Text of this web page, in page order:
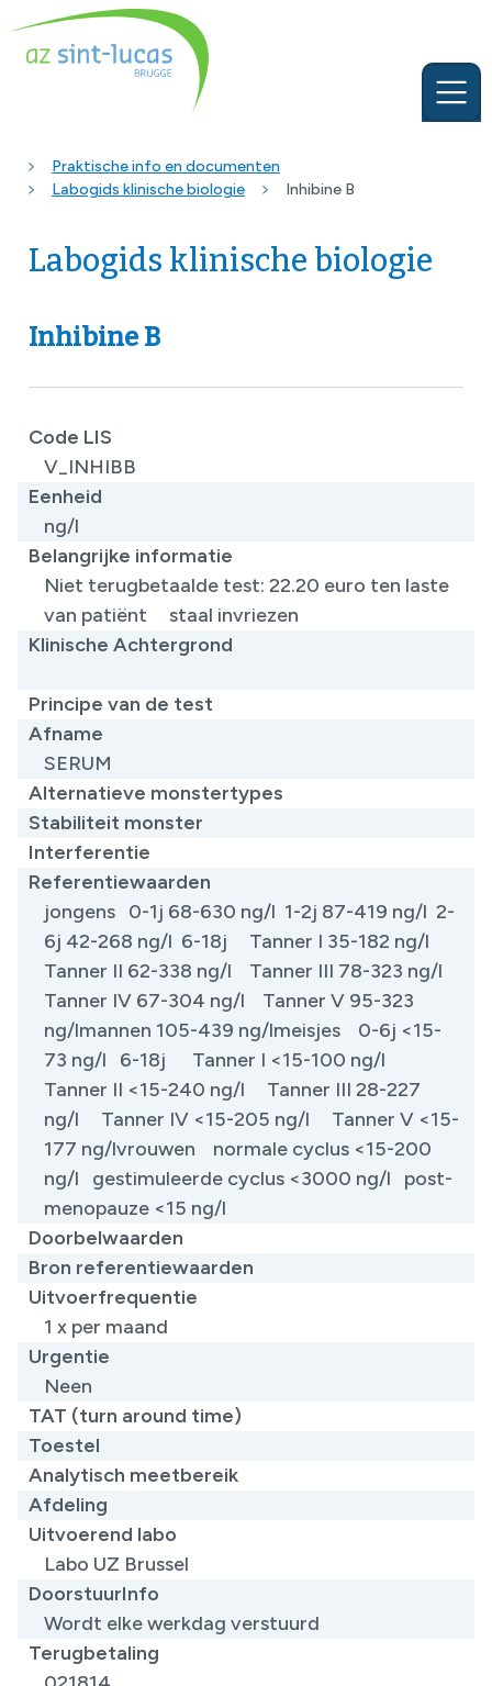
Praktische info en documenten
Labogids klinische biologie
Inhibine B
Labogids klinische biologie
Inhibine B
Code LIS
V_INHIBB
Eenheid
ng/l
Belangrijke informatie
Niet terugbetaalde test: 22.20 euro ten laste
van patiënt staal invriezen
Klinische Achtergrond
Principe van de test
Afname
SERUM
Alternatieve monstertypes
Stabiliteit monster
Interferentie
Referentiewaarden
jongens 0-1j 68-630 ng/l 1-2j 87-419 ng/l 2-
6j 42-268 ng/l 6-18j Tanner I 35-182 ng/l
Tanner II 62-338 ng/l Tanner III 78-323 ng/l
Tanner IV 67-304 ng/l Tanner V 95-323
ng/lmannen 105-439 ng/lmeisjes 0-6j <15-
73 ng/l 6-18j Tanner I <15-100 ng/l
Tanner II <15-240 ng/l Tanner III 28-227
ng/l Tanner IV <15-205 ng/l Tanner V <15-
177 ng/lvrouwen normale cyclus <15-200
ng/l gestimuleerde cyclus <3000 ng/l post-
menopauze <15 ng/l
Doorbelwaarden
Bron referentiewaarden
Uitvoerfrequentie
1 x per maand
Urgentie
Neen
TAT (turn around time)
Toestel
Analytisch meetbereik
Afdeling
Uitvoerend labo
Labo UZ Brussel
DoorstuurInfo
Wordt elke werkdag verstuurd
Terugbetaling